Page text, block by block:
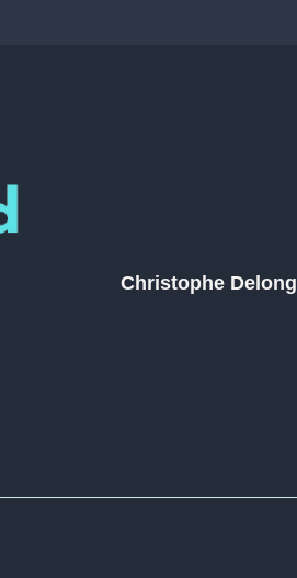
Christophe Delong